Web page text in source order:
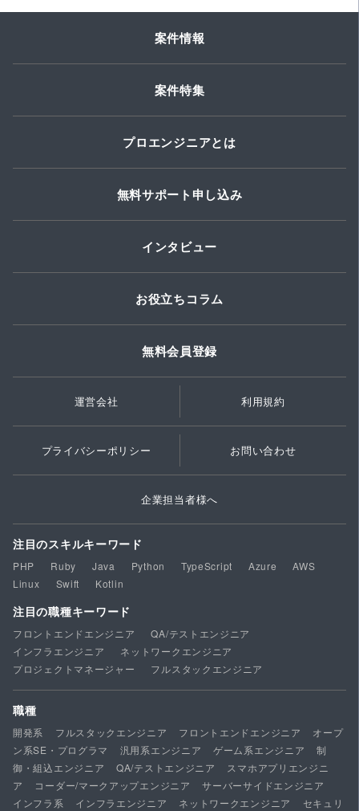
案件情報
案件特集
プロエンジニアとは
無料サポート申し込み
インタビュー
お役立ちコラム
無料会員登録
運営会社 利用規約
プライバシーポリシー お問い合わせ
企業担当者様へ
注目のスキルキーワード
PHP Ruby Java Python TypeScript Azure
AWS
Linux
Swift Kotlin
注目の職種キーワード
フロントエンドエンジニア
QA/テストエンジニア
インフラエンジニア
ネットワークエンジニア
プロジェクトマネージャー
フルスタックエンジニア
職種
開発系 フルスタックエンジニア フロントエンドエンジニア
オープ
ン系SE・プログラマ
汎用系エンジニア ゲーム系エンジニア
制
御・組込エンジニア
QA/テストエンジニア
スマホアプリエンジニ
ア
コーダー/マークアップエンジニア
サーバーサイドエンジニア
インフラ系
インフラエンジニア ネットワークエンジニア
セキュリ